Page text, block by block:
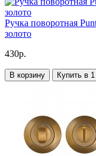
Ручка поворотная
золото
430р.
В корзину Купить в